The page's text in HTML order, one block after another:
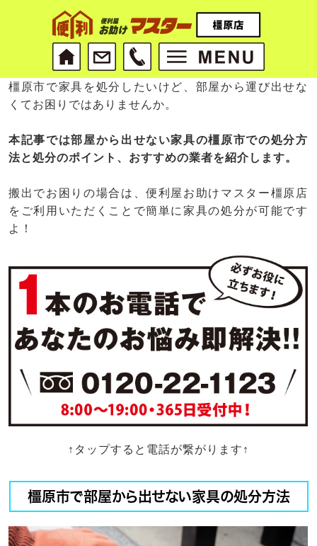
橿原市で家具を処分したいけど、部屋から運び出せな
くてお困りではありませんか。
本記事では部屋から出せない家具の橿原市での処分方
法と処分のポイント、おすすめの業者を紹介します。
搬出でお困りの場合は、便利屋お助けマスター橿原店
をご利用いただくことで簡単に家具の処分が可能です
よ！
↑タップすると電話が繋がります↑
橿原市で部屋から出せない家具の処分方法